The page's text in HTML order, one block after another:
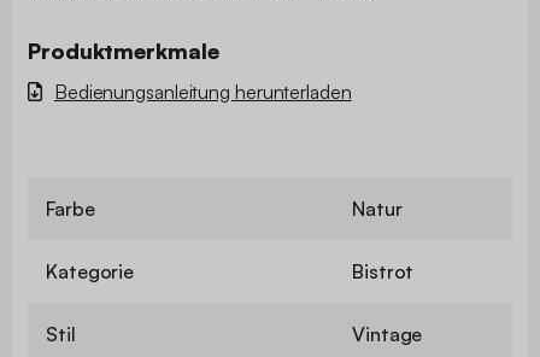
Produktmerkmale
Bedienungsanleitung herunterladen
Farbe Natur
Kategorie Bistrot
Stil Vintage